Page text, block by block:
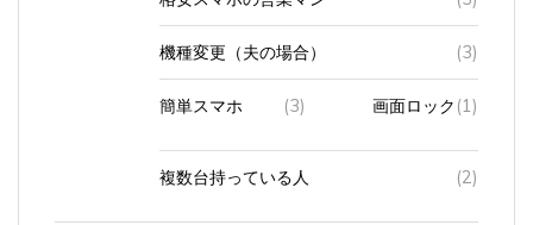
機種変更（夫の場合） (3)
簡単スマホ (3) 画面ロック (1)
複数台持っている人 (2)